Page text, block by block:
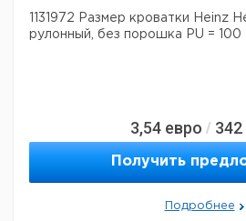
1131972 Размер кроватки Heinz
рулонный, без порошка PU = 100
3,54 евро / 342
Получить
Подробнее